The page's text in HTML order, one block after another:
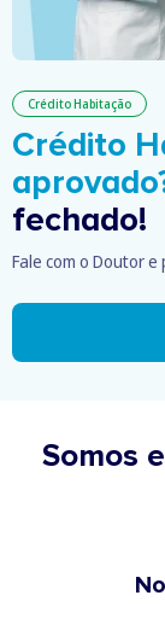
Crédito Habitação
Crédito
fechado!
Fale com o Doutor
Somos